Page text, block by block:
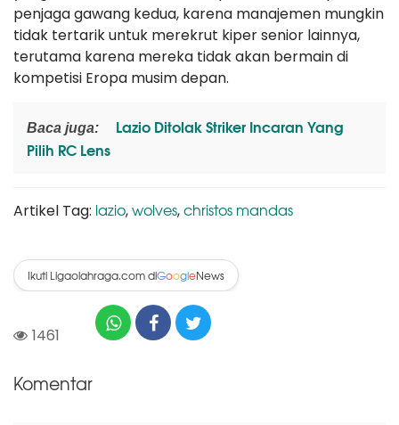
penjaga gawang kedua, karena manajemen mungkin
tidak tertarik untuk merekrut kiper senior lainnya,
terutama karena mereka tidak akan bermain di
kompetisi Eropa musim depan.
Baca juga:
Lazio Ditolak Striker Incaran Yang
Pilih RC Lens
Artikel Tag: lazio,wolves,christos mandas
Ikuti Ligaolahraga.com diGoogleNews
1461
Komentar